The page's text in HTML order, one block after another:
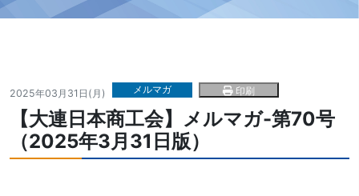
2025年03月31日(月) メルマガ 印刷
【大連日本商工会】メルマガ-第70号
（2025年3月31日版）